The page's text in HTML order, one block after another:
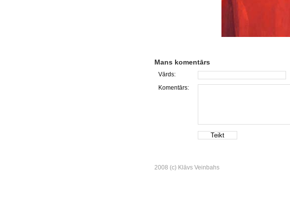
Mans komentārs
Vārds:
Komentārs:
2008 (c) Klāvs Veinbahs